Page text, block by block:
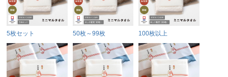
5枚セット 50枚～99枚 100枚以上